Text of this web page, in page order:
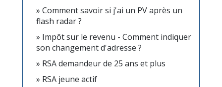
Comment savoir si j'ai un PV après un
flash radar ?
Impôt sur le revenu - Comment indiquer
son changement d'adresse ?
RSA demandeur de 25 ans et plus
RSA jeune actif